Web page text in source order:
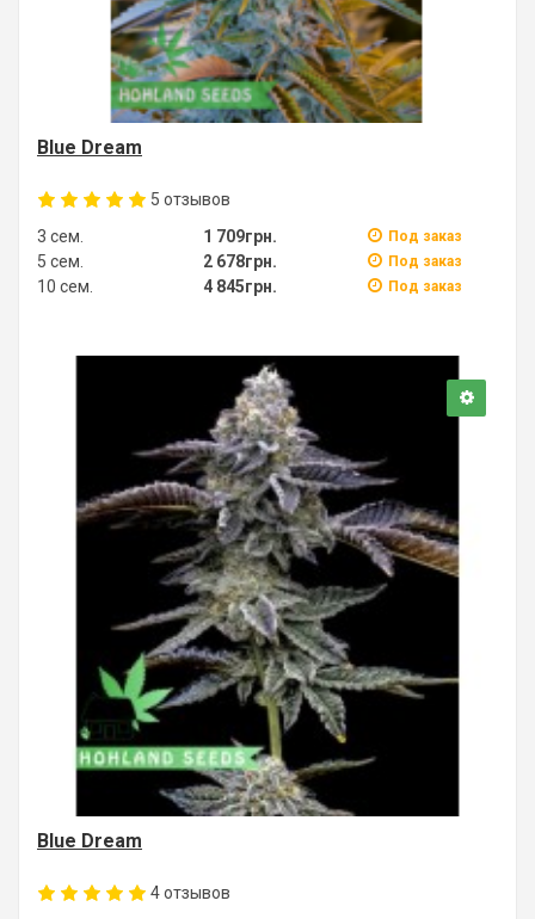
Blue Dream
5 отзывов
3 сем.
1 709грн. Под заказ
5 сем. 2 678грн. Под заказ
10 сем. 4 845грн. Под заказ
Blue Dream
4отзывов